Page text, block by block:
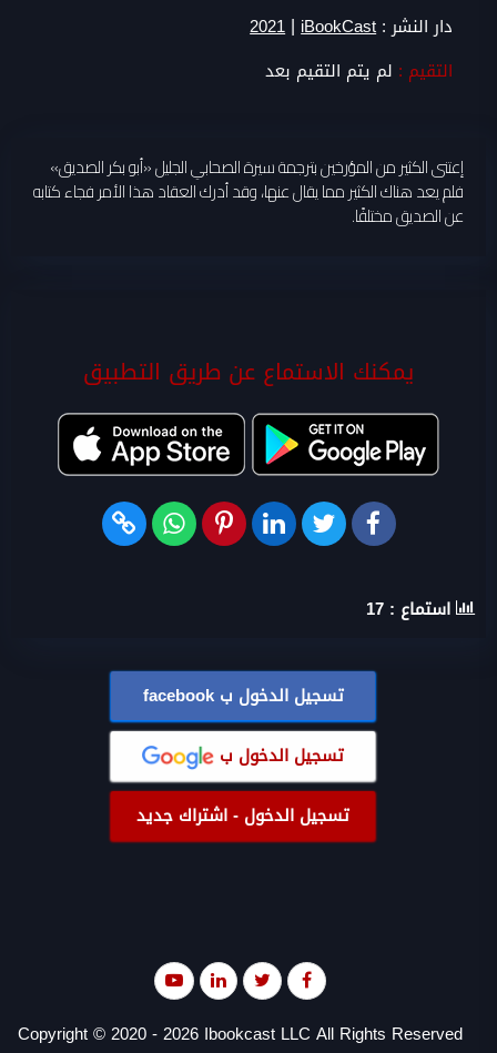
دار النشر :iBookCast
|
2021
التقيم : لم يتم التقيم بعد
إعتنى الكثير من المؤرخين بترجمة سيرة الصحابي الجليل «أبو بكر الصديق»
فلم يعد هناك الكثير مما يقال عنها، وقد أدرك العقاد هذا الأمر فجاء كتابه
عن الصديق مختلفًا.
يمكنك الاستماع عن طريق التطبيق
استماع : 17
تسجيل الدخول بfacebook
تسجيل الدخول ب
تسجيل الدخول - اشتراك جديد
Copyright © 2020 - 2026 Ibookcast LLC All Rights Reserved